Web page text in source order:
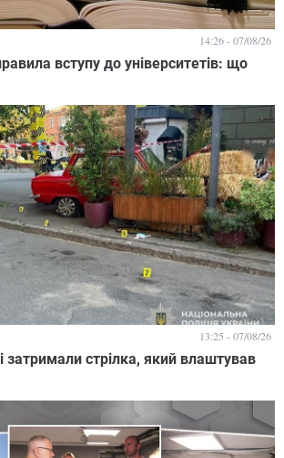
вступу до університетів: що
14:26 - 07/08/26
затримали стрілка, який влаштував
13:25 - 07/08/26